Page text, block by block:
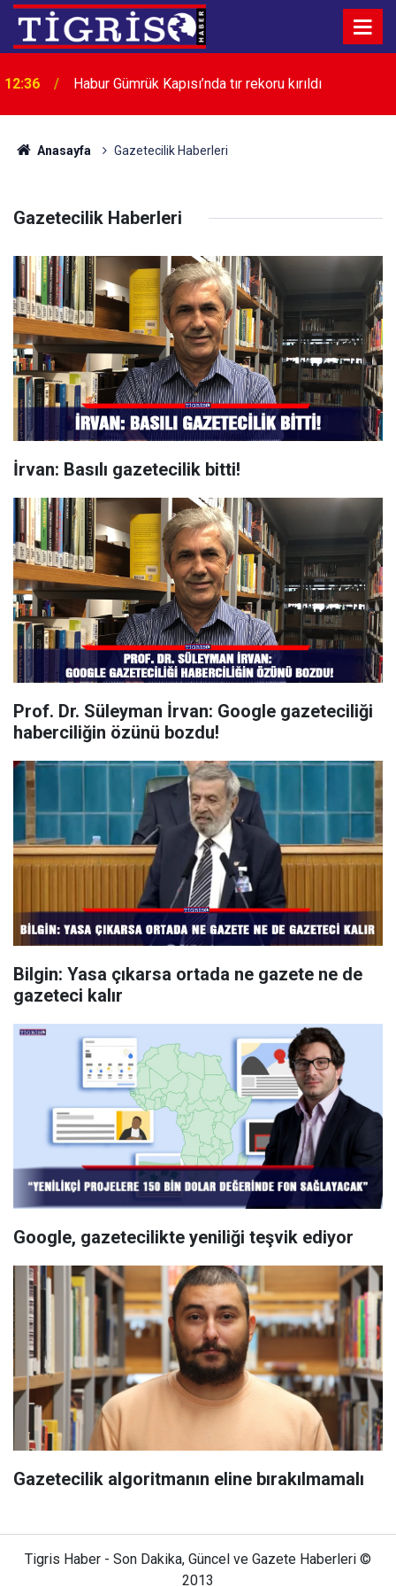
12:36 Habur Gümrük Kapısı’nda tır rekoru kırıldı
Anasayfa Gazetecilik Haberleri
Gazetecilik Haberleri
İrvan: Basılı gazetecilik bitti!
Prof. Dr. Süleyman İrvan: Google gazeteciliği
haberciliğin özünü bozdu!
Bilgin: Yasa çıkarsa ortada ne gazete ne de
gazeteci kalır
Google, gazetecilikte yeniliği teşvik ediyor
Gazetecilik algoritmanın eline bırakılmamalı
Tigris Haber - Son Dakika, Güncel ve Gazete Haberleri ©
2013